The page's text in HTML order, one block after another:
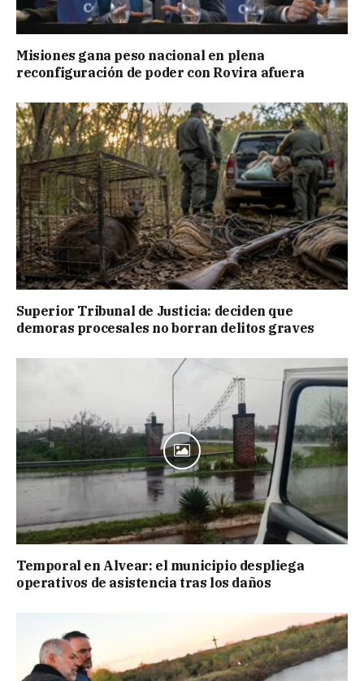
Misiones gana peso nacional en plena
reconfiguración de poder con Rovira afuera
Superior Tribunal de Justicia: deciden que
demoras procesales no borran delitos graves
Temporal en Alvear: el municipio despliega
operativos de asistencia tras los daños